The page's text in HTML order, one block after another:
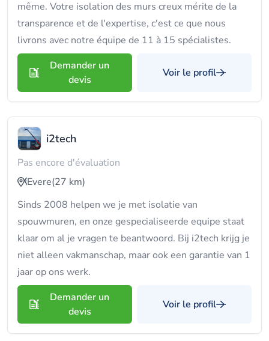
même. Votre isolation des murs creux mérite de la
transparence et de l'expertise, c'est ce que nous
livrons avec notre équipe de 11 à 15 spécialistes.
Demander un
devis
Voir le profil
i2tech
Pas encore d'évaluation
Evere(27 km)
Sinds 2008 helpen we je met isolatie van
spouwmuren, en onze gespecialiseerde equipe staat
klaar om al je vragen te beantwoord. Bij i2tech krijg je
niet alleen vakmanschap, maar ook een garantie van 1
jaar op ons werk.
Demander un
devis
Voir le profil